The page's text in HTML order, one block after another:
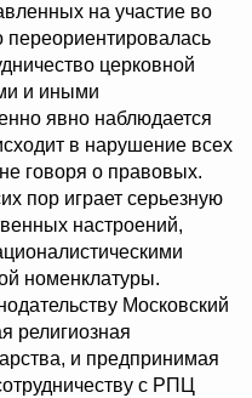
на участие во
церковной
и иными
явно наблюдается
в нарушение всех
говоря о правовых.
пор играет серьезную
настроений,
номенклатуры.
Московский
религиозная
и предпринимая
с РПЦ